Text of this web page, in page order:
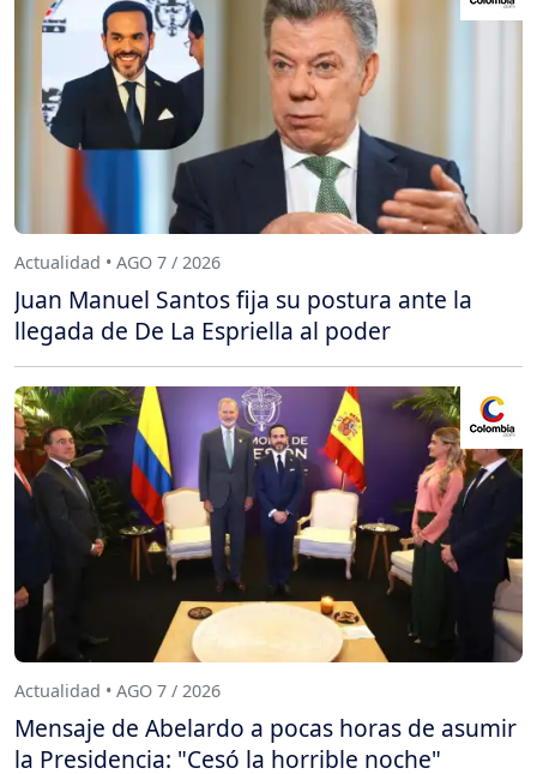
Actualidad • AGO 7 / 2026
Juan Manuel Santos fija su postura ante la
llegada de De La Espriella al poder
Actualidad • AGO 7 / 2026
Mensaje de Abelardo a pocas horas de asumir
la Presidencia: "Cesó la horrible noche"